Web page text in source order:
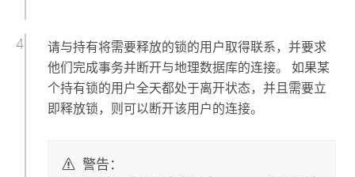
请与持有将需要释放的锁的用户取得联系，并要求
他们完成事务并断开与地理数据库的连接。 如果某
个持有锁的用户全天都处于离开状态，并且需要立
即释放锁，则可以断开该用户的连接。
警告：